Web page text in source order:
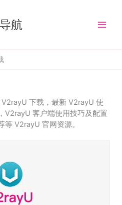
航
下载，最新 V2rayU 使
V2rayU 客户端使用技巧及配置
V2rayU 官网资源。